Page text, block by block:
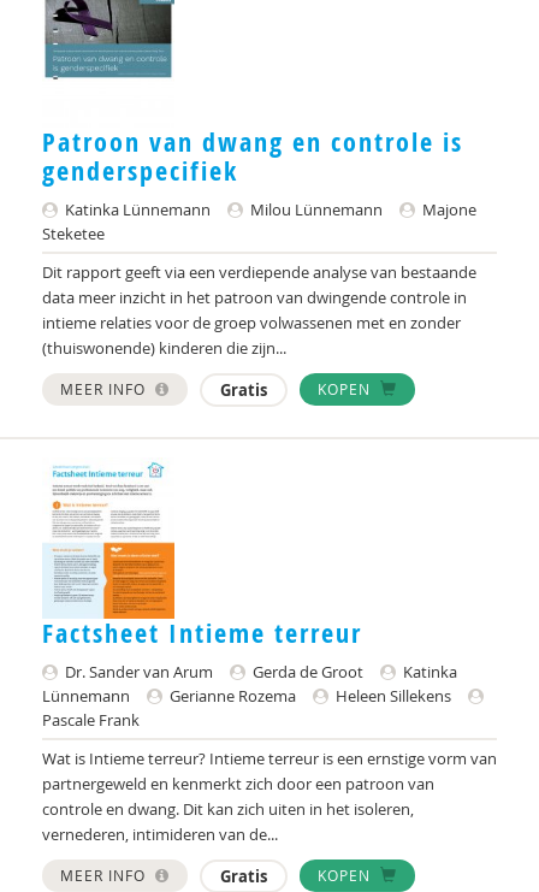
Daniël . Stuit
René .C. Hoksbergen
Erna ‘t Hart
Judith ’t Gilde
Jeugdautoriteit (JA)
Stephen A. Anderson
Ralph A. Brown
Wilna A.J. Meijer
NORA AARENDONK
Sandrine Aarts
Yvonne Aartsen
Sebastian Abdallah
Martine Abels
Nesrien Abu Ghazaleh
Edna Adelson
Felix Adler
W.F. Admiraal
Patroon van dwang en controle is
genderspecifiek
Katinka Lünnemann Milou Lünnemann
Majone
Steketee
Dit rapport geeft via een verdiepende analyse van bestaande
data meer inzicht in het patroon van dwingende controle in
intieme relaties voor de groep volwassenen met en zonder
(thuiswonende) kinderen die zijn...
MEER INFO Gratis KOPEN
Factsheet Intieme terreur
Dr. Sander van Arum Gerda de Groot
Katinka
Lünnemann
Gerianne Rozema
Heleen Sillekens
Pascale Frank
Wat is Intieme terreur? Intieme terreur is een ernstige vorm van
partnergeweld en kenmerkt zich door een patroon van
controle en dwang. Dit kan zich uiten in het isoleren,
vernederen, intimideren van de...
MEER INFO Gratis KOPEN